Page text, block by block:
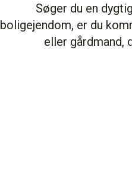
Søger du en
boligejendom, er du
eller gårdmand,